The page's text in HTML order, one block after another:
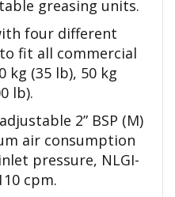
greasing units.
four different
fit all commercial
kg (35 lb), 50 kg
lb).
2” BSP (M)
air consumption
pressure, NLGI-
cpm.